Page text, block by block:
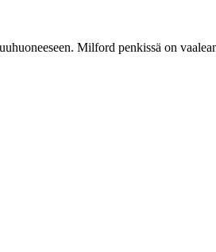
Milford penkissä on